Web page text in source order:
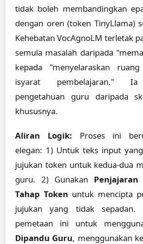
tidak boleh membandingkan
dengan oren (token TinyLlama)
Kehebatan VocAgnoLM terletak
semula masalah daripada
kepada "menyelaraskan
isyarat pembelajaran." Ia
pengetahuan guru daripada
khususnya.
Aliran Logik: Proses ini
elegan: 1) Untuk teks input
jujukan token untuk kedua-dua
guru. 2) Gunakan
Tahap Token untuk mencipta
jujukan yang tidak sepadan.
pemetaan ini untuk
Dipandu Guru, menggunakan